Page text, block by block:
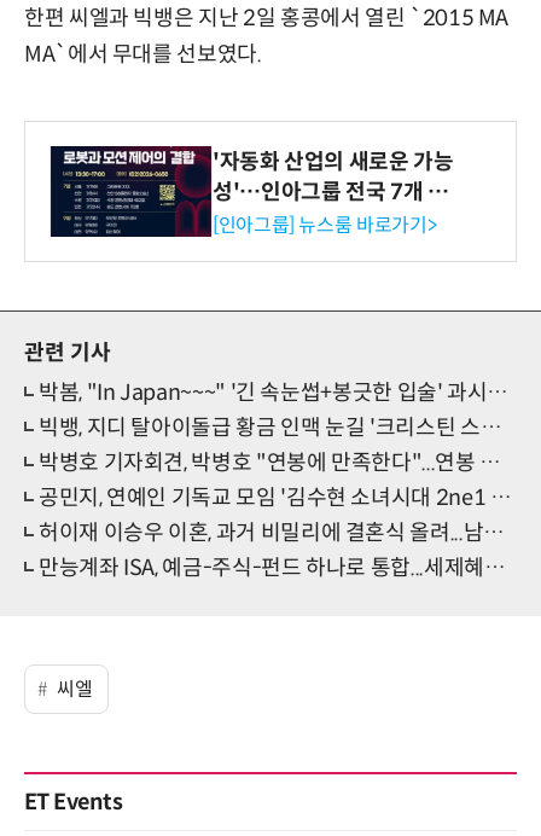
한편 씨엘과 빅뱅은 지난 2일 홍콩에서 열린 `2015 MA
MA`에서 무대를 선보였다.
'자동화 산업의 새로운 가능
성'…인아그룹 전국 7개 도
시 세미나 페어 개최
[인아그룹] 뉴스룸 바로가기>
관련 기사
박봄, "In Japan~~~" '긴 속눈썹+봉긋한 입술' 과시하며 인형 셀카 '시선올킬'
빅뱅, 지디 탈아이돌급 황금 인맥 눈길 '크리스틴 스튜어트와 카지노 게임?' 대박
박병호 기자회견, 박병호 "연봉에 만족한다"...연봉 규모 살펴보니
공민지, 연예인 기독교 모임 '김수현 소녀시대 2ne1 슈주까지' 어디 교회?
허이재 이승우 이혼, 과거 비밀리에 결혼식 올려...남편 직업 알고보니
만능계좌 ISA, 예금-주식-펀드 하나로 통합...세제혜택까지 '하나로 다된다'
씨엘
ET Events